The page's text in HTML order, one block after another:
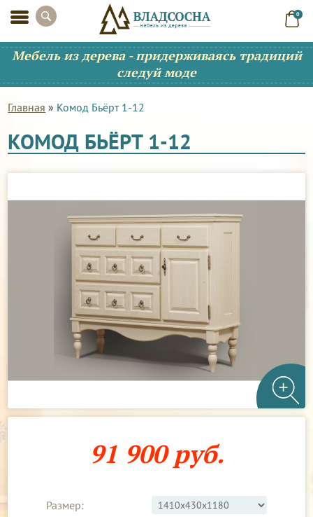
0
Мебель из дерева - придерживаясь традиций
следуй моде
Главная » Комод Бьёрт 1-12
КОМОД БЬЁРТ 1-12
91 900 руб.
Размер: